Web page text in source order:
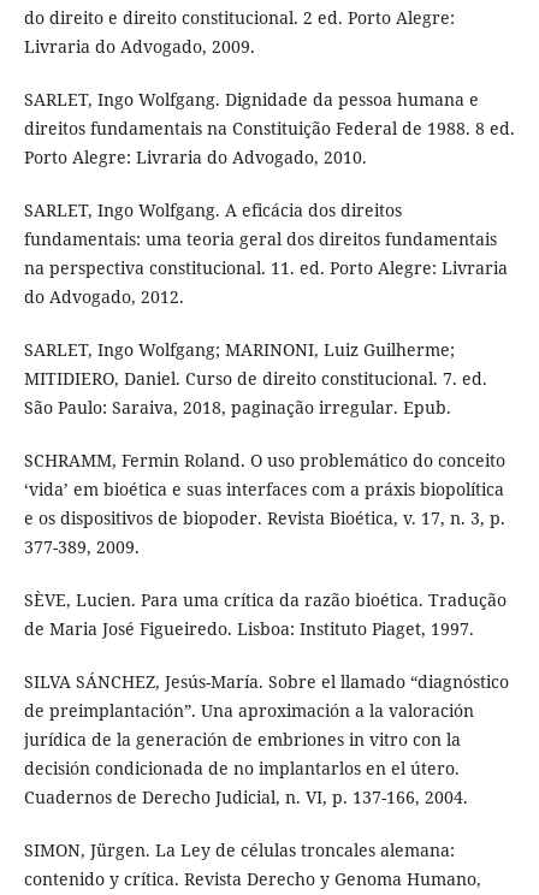
do direito e direito constitucional. 2 ed. Porto Alegre:
Livraria do Advogado, 2009.
SARLET, Ingo Wolfgang. Dignidade da pessoa humana e
direitos fundamentais na Constituição Federal de 1988. 8 ed.
Porto Alegre: Livraria do Advogado, 2010.
SARLET, Ingo Wolfgang. A eficácia dos direitos
fundamentais: uma teoria geral dos direitos fundamentais
na perspectiva constitucional. 11. ed. Porto Alegre: Livraria
do Advogado, 2012.
SARLET, Ingo Wolfgang; MARINONI, Luiz Guilherme;
MITIDIERO, Daniel. Curso de direito constitucional. 7. ed.
São Paulo: Saraiva, 2018, paginação irregular. Epub.
SCHRAMM, Fermin Roland. O uso problemático do conceito
‘vida’ em bioética e suas interfaces com a práxis biopolítica
e os dispositivos de biopoder. Revista Bioética, v. 17, n. 3, p.
377-389, 2009.
SÈVE, Lucien. Para uma crítica da razão bioética. Tradução
de Maria José Figueiredo. Lisboa: Instituto Piaget, 1997.
SILVA SÁNCHEZ, Jesús-María. Sobre el llamado “diagnóstico
de preimplantación”. Una aproximación a la valoración
jurídica de la generación de embriones in vitro con la
decisión condicionada de no implantarlos en el útero.
Cuadernos de Derecho Judicial, n. VI, p. 137-166, 2004.
SIMON, Jürgen. La Ley de células troncales alemana:
contenido y crítica. Revista Derecho y Genoma Humano,